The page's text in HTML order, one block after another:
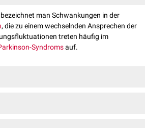
bezeichnet man Schwankungen in der
, die zu einem wechselnden Ansprechen der
treten häufig im
Syndromsauf.
enger. Dies liegt unter anderem daran,